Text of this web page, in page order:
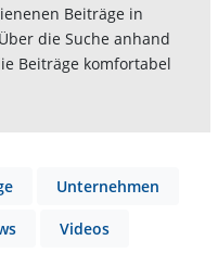
Beiträge in
die Suche anhand
Beiträge komfortabel
Unternehmen
Videos